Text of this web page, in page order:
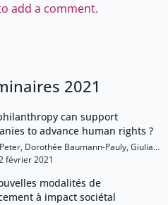
add a comment.
2021
can support
to advance human rights ?
Dorothée Baumann-Pauly, Giulia
François Zimeray
février 2021
modalités de
à impact sociétal